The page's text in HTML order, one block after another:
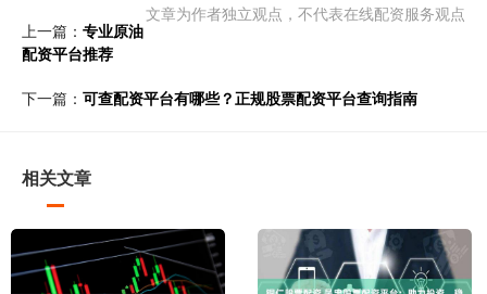
文章为作者独立观点，不代表在线配资服务观点
上一篇： 专业原油
配资平台推荐
下一篇： 可查配资平台有哪些？正规股票配资平台查询指南
相关文章